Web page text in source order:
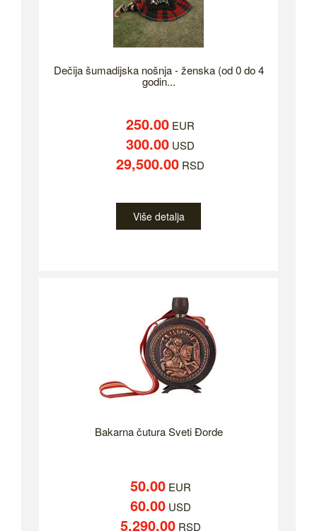
Dečija šumadijska nošnja - ženska (od 0 do 4
godin...
250.00 EUR
300.00 USD
29,500.00 RSD
Više detalja
Bakarna čutura Sveti Đorde
50.00EUR
60.00USD
5,290.00RSD